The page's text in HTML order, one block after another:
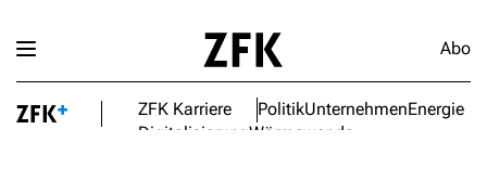
Abo
ZFK Karriere PolitikUnternehmenEnergie
DigitalisierungWärmewende